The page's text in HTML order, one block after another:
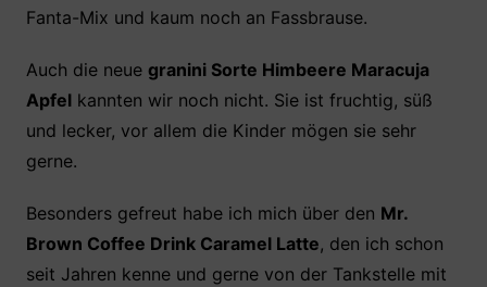
Fanta-Mix und kaum noch an Fassbrause.
Auch die neue granini Sorte Himbeere Maracuja
Apfelkannten wir noch nicht. Sie ist fruchtig, süß
und lecker, vor allem die Kinder mögen sie sehr
gerne.
Besonders gefreut habe ich mich über den Mr.
Brown Coffee Drink Caramel Latte, den ich schon
seit Jahren kenne und gerne von der Tankstelle mit